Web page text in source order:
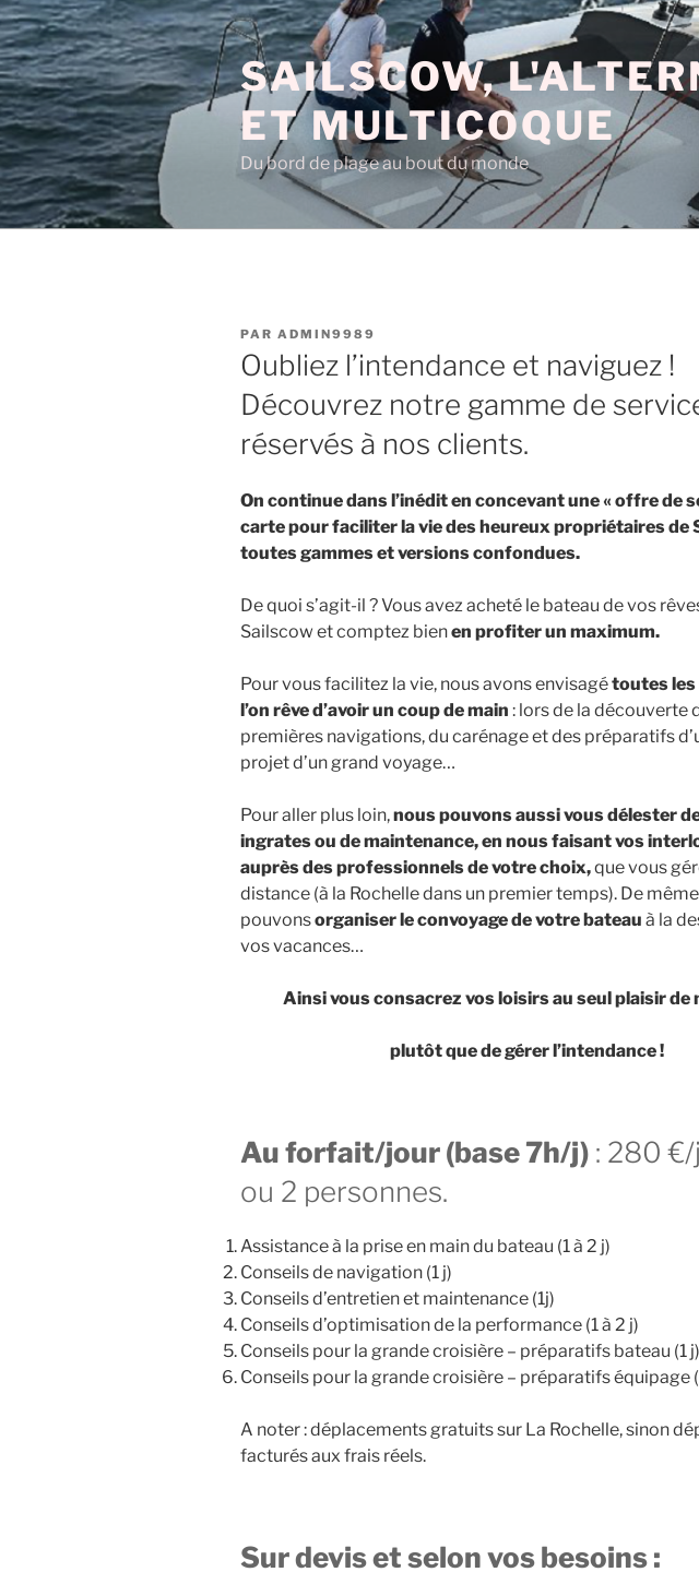
Aller
au
contenu
principal
SAILSCOW,
ET MULTICOQUE
Du bord de plage au bout du monde
PUBLIÉ
LE
PAR ADMIN9989
Oubliez l’intendance et naviguez !
Découvrez notre gamme de
réservés à nos clients.
On continue dans l’inédit en concevant une « offre de
carte pour faciliter la vie des heureux propriétaires de
toutes gammes et versions confondues.
De quoi s’agit-il ? Vous avez acheté le bateau de vos
Sailscow et comptez bienen profiter un maximum.
Pour vous facilitez la vie, nous avons envisagétoutes
l’on rêve d’avoir un coup de main : lors de la découverte
premières navigations, du carénage et des préparatifs
projet d’un grand voyage…
Pour aller plus loin,nous pouvons aussi vous délester
ingrates ou de maintenance, en nous faisant vos
auprès des professionnels de votre choix,que vous
distance (à la Rochelle dans un premier temps). De
pouvonsorganiser le convoyage de votre bateau à la
vos vacances…
Ainsi vous consacrez vos loisirs au seul plaisir de
plutôt que de gérer l’intendance !
Au forfait/jour (base 7h/j) : 280
ou 2 personnes.
Assistance à la prise en main du bateau (1 à 2 j)
Conseils de navigation (1 j)
Conseils d’entretien et maintenance (1j)
Conseils d’optimisation de la performance (1 à 2 j)
Conseils pour la grande croisière – préparatifs bateau (1 j)
Conseils pour la grande croisière – préparatifs équipage
A noter : déplacements gratuits sur La Rochelle, sinon
facturés aux frais réels.
Sur devis et selon vos besoins :